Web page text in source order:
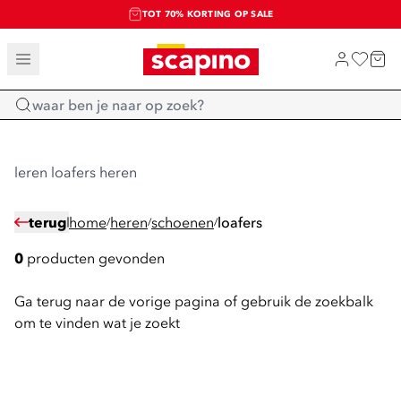
TOT 70% KORTING OP SALE
SALE: LAATSTE KANS!
SHOP NIEUW
Home
leren loafers heren
terug home/heren/schoenen/loafers
0 producten gevonden
Ga terug naar de vorige pagina of gebruik de zoekbalk
om te vinden wat je zoekt